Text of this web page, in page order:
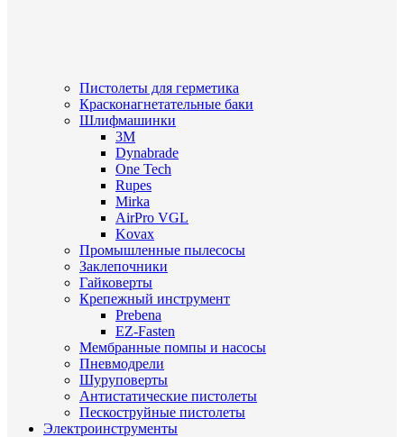
Пистолеты для герметика
Красконагнетательные баки
Шлифмашинки
3M
Dynabrade
One Tech
Rupes
Mirka
AirPro VGL
Kovax
Промышленные пылесосы
Заклепочники
Гайковерты
Крепежный инструмент
Prebena
EZ-Fasten
Мембранные помпы и насосы
Пневмодрели
Шуруповерты
Антистатические пистолеты
Пескоструйные пистолеты
Электроинструменты